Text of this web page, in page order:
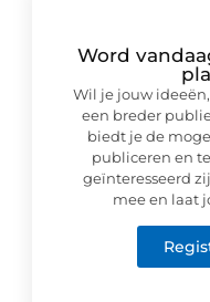
Word
Wil je jouw
een breder
biedt je de
publiceren en
geïnteresseerd
mee en laat